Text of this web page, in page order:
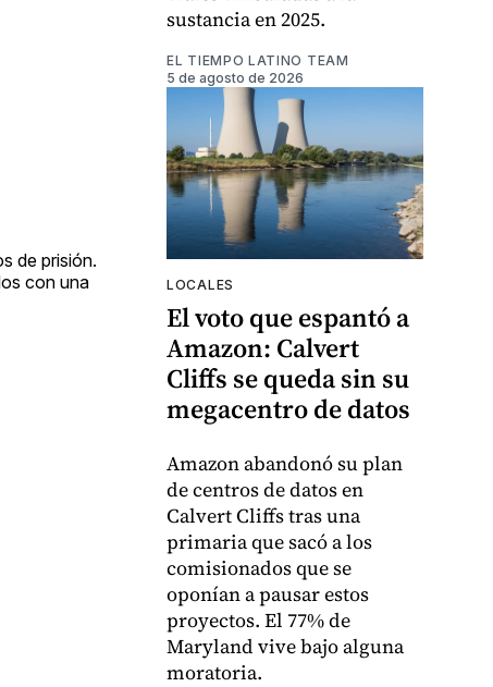
de prisión.
con una
sustancia en 2025.
EL TIEMPO LATINO TEAM
5 de agosto de 2026
LOCALES
El voto que espantó a
Amazon: Calvert
Cliffs se queda sin su
megacentro de datos
Amazon abandonó su plan
de centros de datos en
Calvert Cliffs tras una
primaria que sacó a los
comisionados que se
oponían a pausar estos
proyectos. El 77% de
Maryland vive bajo alguna
moratoria.